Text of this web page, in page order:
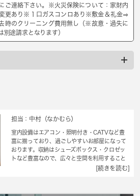
ご連絡下さい。※火災保険について：家財内
更あり※１口ガスコンロあり※敷金＆礼金⇒
時のクリーニング費用無し（※故意・過失に
別途請求となります）
担当：中村（なかむら）
室内設備はエアコン・照明付き・CATVなど豊
富に揃っており、過ごしやすいお部屋になって
おります。収納はシューズボックス・クロゼッ
トなど豊富なので、広々と空間を利用すること
も可能です。モニター越しに来訪者を確認し、
屋になっております。マンションタイプのお部
[続きを読む]